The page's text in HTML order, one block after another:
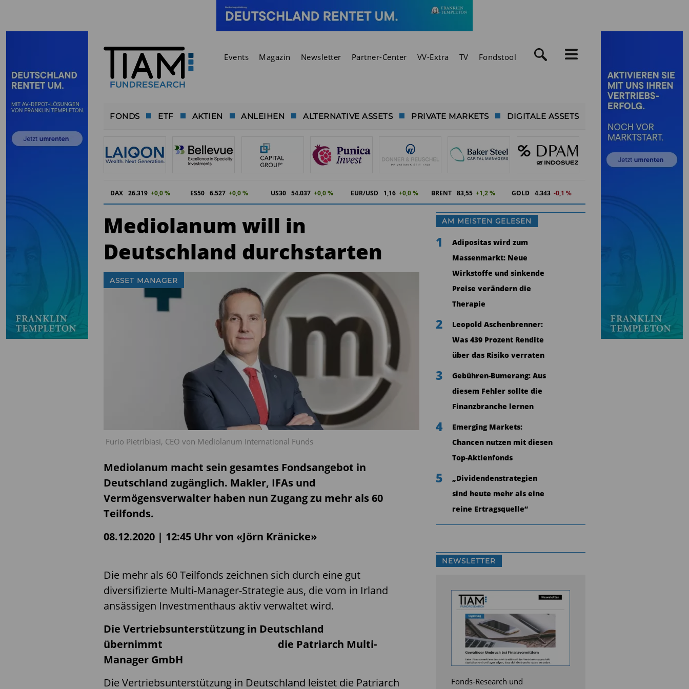
Events Magazin Newsletter Partner-Center VV-Extra TV Fondstool
FONDS ETF AKTIEN ANLEIHEN ALTERNATIVE ASSETS PRIVATE MARKETS DIGITALE ASSETS
DAX 26.319 +0,0 % ES50 6.527 +0,0 % US30 54.037 +0,0 % EUR/USD 1,16 +0,0 % BRENT 83,55 +1,2 % GOLD 4.343 -0,1 %
Mediolanum will in
Deutschland durchstarten
Furio Pietribiasi, CEO von Mediolanum International Funds
ASSET MANAGER
Mediolanum macht sein gesamtes Fondsangebot in
Deutschland zugänglich. Makler, IFAs und
Vermögensverwalter haben nun Zugang zu mehr als 60
Teilfonds.
08.12.2020 | 12:45 Uhr von «Jörn Kränicke»
Die mehr als 60 Teilfonds zeichnen sich durch eine gut
diversifizierte Multi-Manager-Strategie aus, die vom in Irland
ansässigen Investmenthaus aktiv verwaltet wird.
Die Vertriebsunterstützung in Deutschland
übernimmt die Patriarch Multi-
Manager GmbH
Die Vertriebsunterstützung in Deutschland leistet die Patriarch
AM MEISTEN GELESEN
1
Adipositas wird zum
Massenmarkt: Neue
Wirkstoffe und sinkende
Preise verändern die
Therapie
2
Leopold Aschenbrenner:
Was 439 Prozent Rendite
über das Risiko verraten
3
Gebühren-Bumerang: Aus
diesem Fehler sollte die
Finanzbranche lernen
4
Emerging Markets:
Chancen nutzen mit diesen
Top-Aktienfonds
5
„Dividendenstrategien
sind heute mehr als eine
reine Ertragsquelle“
NEWSLETTER
Fonds-Research und